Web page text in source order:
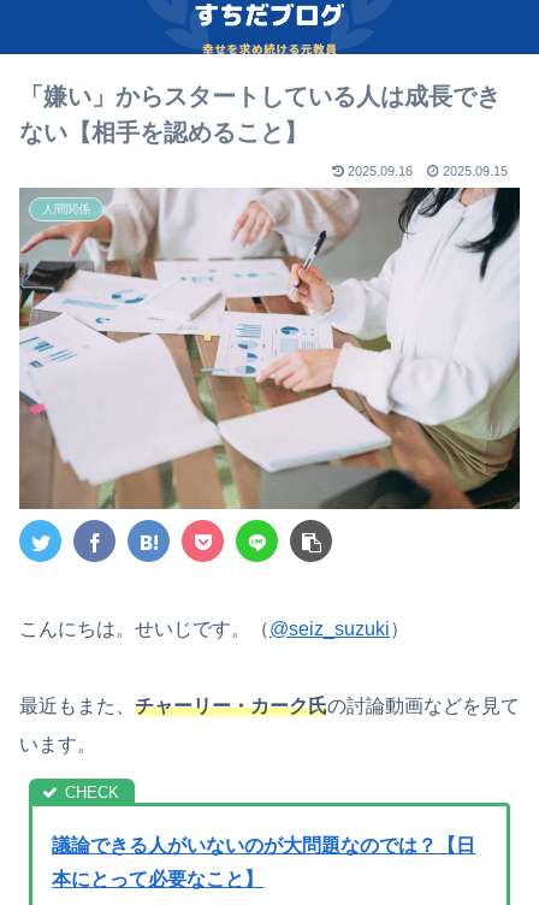
「嫌い」からスタートしている人は成長でき
ない【相手を認めること】
2025.09.16 2025.09.15
人間関係
こんにちは。せいじです。（@seiz_suzuki）
最近もまた、 チャーリー・カーク氏の討論動画などを見て
います。
議論できる人がいないのが大問題なのでは？【日
本にとって必要なこと】